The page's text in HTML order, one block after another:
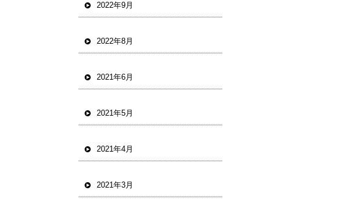
2022年9月
2022年8月
2021年6月
2021年5月
2021年4月
2021年3月